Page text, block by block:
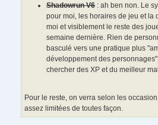
Shadowrun V6 : ah ben non. Le
pour moi, les horaires de jeu et la
moi et visiblement le reste des
semaine dernière. Rien de
basculé vers une pratique plus
développement des
chercher des XP et du meilleur
Pour le reste, on verra selon les
assez limitées de toutes façon.